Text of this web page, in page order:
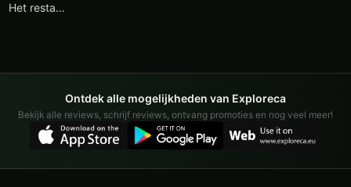
Het resta...
Ontdek alle mogelijkheden van Exploreca
Bekijk alle reviews, schrijf reviews, ontvang promoties en nog veel meer!